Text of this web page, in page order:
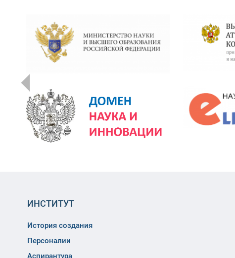
ИНСТИТУТ
История создания
Персоналии
Аспирантура